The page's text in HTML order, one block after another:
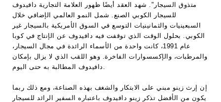
متذوق السيجار". شهد العقد أيضًا ظهور العلامة التجارية دافيدوف
للسيجار الكوبي الصنع. شمل النمو العالمي الإضافي خلال
السبعينيات والثمانينيات التوسع في السوق الأمريكية بالسيجار غير
الكوبي. بحلول الوقت الذي توقفت فيه دافيدوف عن الإنتاج في كوبا
عام 1991، كانت واحدة من الأسماء الرائدة في مجال السيجار،
والمرطبات، والإكسسوارات الفاخرة. وهو اللقب الذي لا يزال بإمكان
إن إرث زينو مبني على الابتكار والشغف بهذه الصناعة، ومع ذلك ربما
يكون من الأفضل تذكر زينو دافيدوف باعتباره السفير الرائد للسيجار